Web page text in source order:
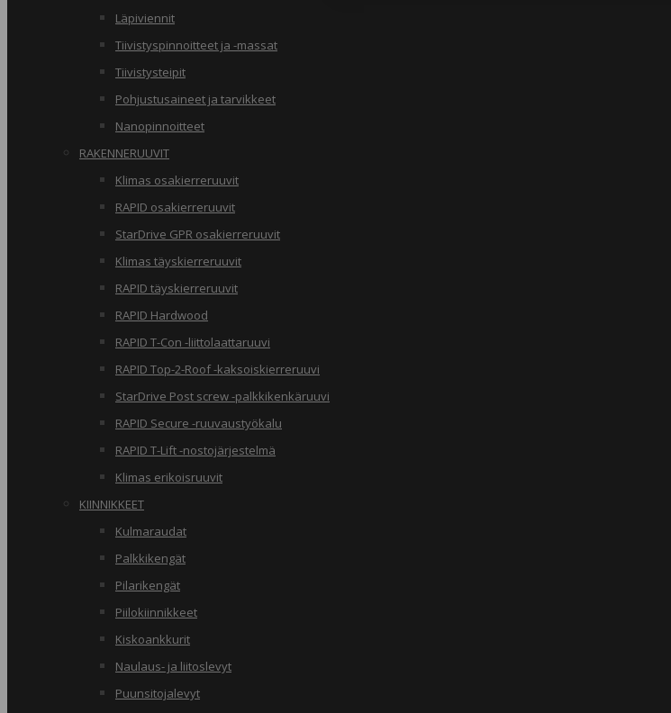
Läpiviennit
Tiivistyspinnoitteet ja -massat
Tiivistysteipit
Pohjustusaineet ja tarvikkeet
Nanopinnoitteet
RAKENNERUUVIT
Klimas osakierreruuvit
RAPID osakierreruuvit
StarDrive GPR osakierreruuvit
Klimas täyskierreruuvit
RAPID täyskierreruuvit
RAPID Hardwood
RAPID T-Con -liittolaattaruuvi
RAPID Top-2-Roof -kaksoiskierreruuvi
StarDrive Post screw -palkkikenkäruuvi
RAPID Secure -ruuvaustyökalu
RAPID T-Lift -nostojärjestelmä
Klimas erikoisruuvit
KIINNIKKEET
Kulmaraudat
Palkkikengät
Pilarikengät
Piilokiinnikkeet
Kiskoankkurit
Naulaus- ja liitoslevyt
Puunsitojalevyt